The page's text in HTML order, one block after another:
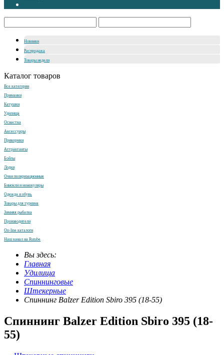
Новинки
Распродажа
Товары недели
Каталог товаров
Все категории
Приманки
Катушки
Удилища
Оснастка
Аксессуары
Прикормки
Аттрактанты
Бойлы
Лодки
Очки поляризационные
Бинокли и монокуляры
Одежда и обувь
Товары для туризма
Зимняя рыбалка
Производители
On-line каталоги
Наш канал на Rutube
Вы здесь:
Главная
Удилища
Спиннинговые
Штекерные
Спиннинг Balzer Edition Sbiro 395 (18-55)
Спиннинг Balzer Edition Sbiro 395 (18-
55)